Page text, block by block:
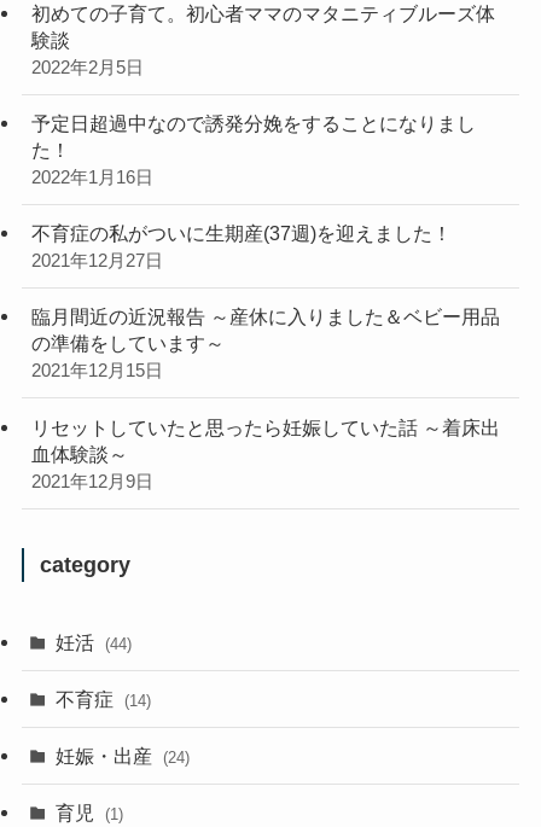
初めての子育て。初心者ママのマタニティブルーズ体
験談
2022年2月5日
予定日超過中なので誘発分娩をすることになりまし
た！
2022年1月16日
不育症の私がついに生期産(37週)を迎えました！
2021年12月27日
臨月間近の近況報告 ～産休に入りました＆ベビー用品
の準備をしています～
2021年12月15日
リセットしていたと思ったら妊娠していた話 ～着床出
血体験談～
2021年12月9日
category
妊活 (44)
不育症 (14)
妊娠・出産 (24)
育児 (1)